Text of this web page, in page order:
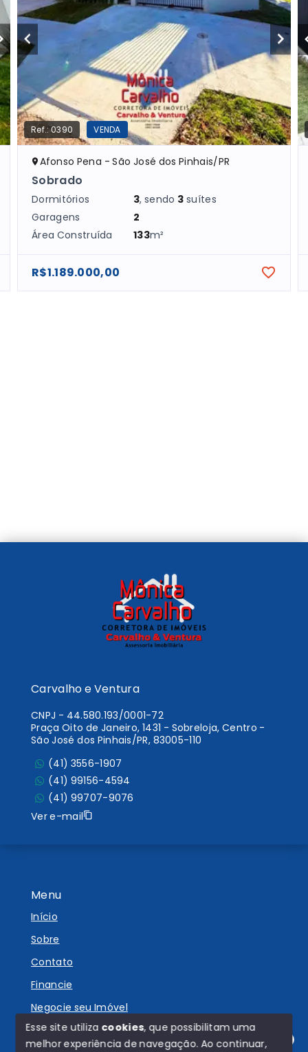
Ref.:0390 VENDA
Afonso Pena - São José dos Pinhais/PR
Sobrado
Dormitórios 3, sendo 3 suítes
Garagens
2
Área Construída
133m²
R$1.189.000,00
Menu
Início
Sobre
Contato
Financie
Negocie seu Imóvel
Carvalho e Ventura
CNPJ - 44.580.193/0001-72
Praça Oito de Janeiro, 1431 - Sobreloja, Centro -
São José dos Pinhais/PR, 83005-110
(41) 3556-1907
(41) 99156-4594
(41) 99707-9076
Ver e-mail
Esse site utiliza cookies, que possibilitam uma
melhor experiência de navegação.Ao continuar,